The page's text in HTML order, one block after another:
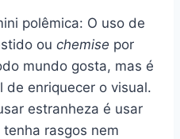
polêmica: O uso de
ou chemise por
mundo gosta, mas é
de enriquecer o visual.
estranheza é usar
rasgos nem